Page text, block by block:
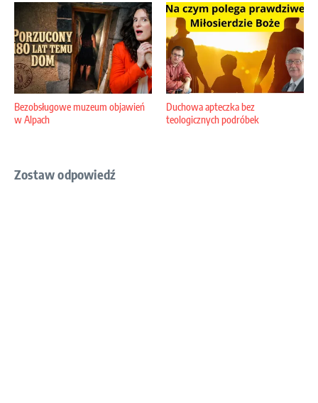
Bezobsługowe muzeum objawień
w Alpach
Duchowa apteczka bez
teologicznych podróbek
Zostaw odpowiedź